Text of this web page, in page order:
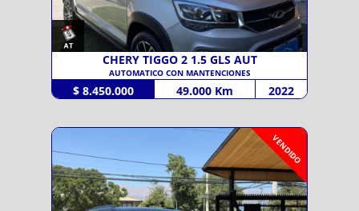
CHERY TIGGO 2 1.5 GLS AUT
AUTOMATICO CON MANTENCIONES
$ 8.450.000 49.000 Km 2022
VENDIDO